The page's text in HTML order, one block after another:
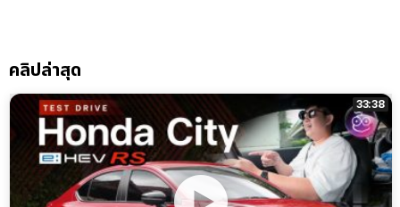
คลิปล่าสุด
33:38